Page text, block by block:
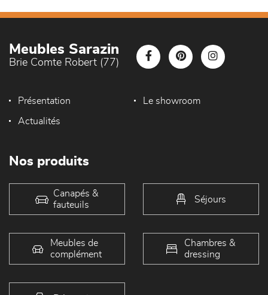
Meubles Sarazin
Brie Comte Robert (77)
Présentation Le showroom
Actualités
Nos produits
Canapés &
fauteuils
Séjours
Meubles de
complément
Chambres &
dressing